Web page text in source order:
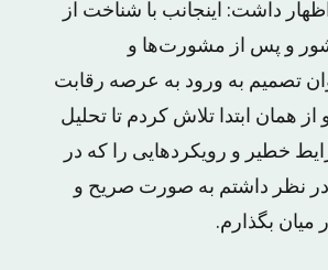
داشت: اینجانب با شناخت از
و پس از مشورت‌ها و
تصمیم به ورود به عرصه رقابت
از همان ابتدا تلاش کردم تا تحلیل
خطیر و رویکردهایی را که در
در نظر داشتم به صورت صریح و
میان بگذارم.